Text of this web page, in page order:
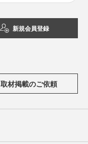
新規会員登録
取材掲載のご依頼